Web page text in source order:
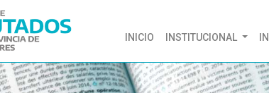
INICIO (CURRENT)
INSTITUCIONAL